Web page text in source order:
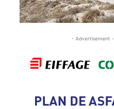
- Advertisement -